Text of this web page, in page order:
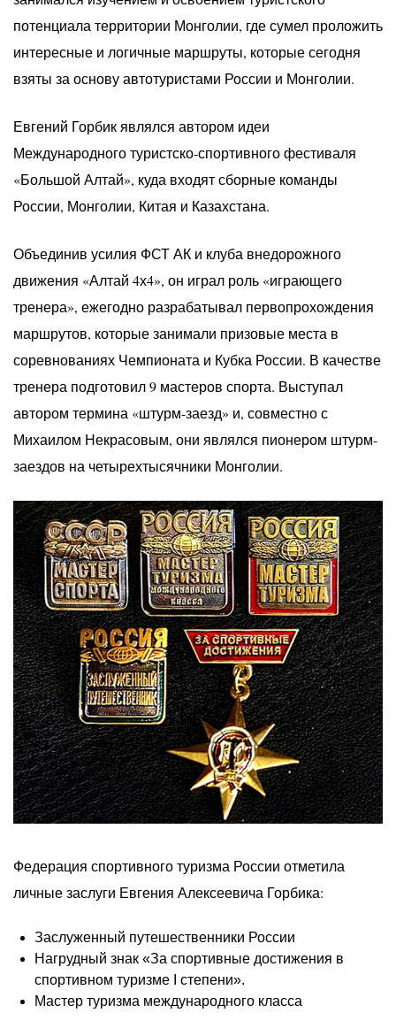
потенциала территории Монголии, где сумел проложить
интересные и логичные маршруты, которые сегодня
взяты за основу автотуристами России и Монголии.
Евгений Горбик являлся автором идеи
Международного туристско-спортивного фестиваля
«Большой Алтай», куда входят сборные команды
России, Монголии, Китая и Казахстана.
Объединив усилия ФСТ АК и клуба внедорожного
движения «Алтай 4х4», он играл роль «играющего
тренера», ежегодно разрабатывал первопрохождения
маршрутов, которые занимали призовые места в
соревнованиях Чемпионата и Кубка России. В качестве
тренера подготовил 9 мастеров спорта. Выступал
автором термина «штурм-заезд» и, совместно с
Михаилом Некрасовым, они являлся пионером штурм-
заездов на четырехтысячники Монголии.
Федерация спортивного туризма России отметила
личные заслуги Евгения Алексеевича Горбика:
Заслуженный путешественники России
Нагрудный знак «За спортивные достижения в
спортивном туризме I степени».
Мастер туризма международного класса